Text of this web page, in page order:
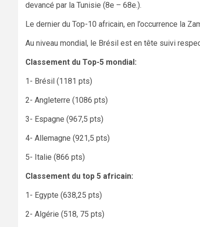
devancé par la Tunisie (8e – 68e.).
Le dernier du Top-10 africain, en l’occurrence la
Au niveau mondial, le Brésil est en tête suivi
Classement du Top-5 mondial:
1- Brésil (1181 pts)
2- Angleterre (1086 pts)
3- Espagne (967,5 pts)
4- Allemagne (921,5 pts)
5- Italie (866 pts)
Classement du top 5 africain:
1- Egypte (638,25 pts)
2- Algérie (518, 75 pts)